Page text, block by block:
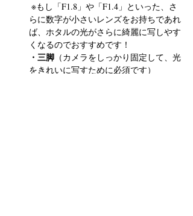
らに数字が小さいレンズをお持ちであれ
ば、ホタルの光がさらに綺麗に写しやす
くなるのでおすすめです！
・三脚 （カメラをしっかり固定して、光
をきれいに写すために必須です）